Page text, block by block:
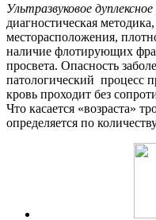
Ультразвуковое
диагностическая
месторасположения,
наличие флотирующих
просвета. Опасность
патологический процесс
кровь проходит без
Что касается «возраста»
определяется по